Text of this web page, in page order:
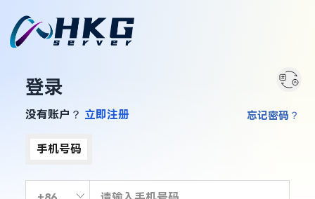
登录
没有账户？ 立即注册
手机号码
忘记密码？